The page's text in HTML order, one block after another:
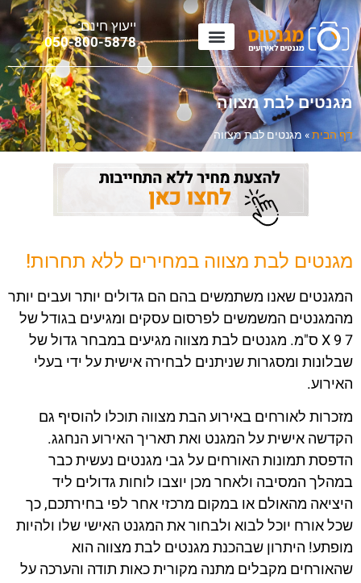
ייעוץ חינם:
050-800-5878
מגנטים לבת מצווה
דף הבית» מגנטים לבת מצווה
מגנטים לבת מצווה במחירים ללא תחרות!
המגנטים שאנו משתמשים בהם הם גדולים יותר ועבים יותר
מהמגנטים המשמשים לפרסום עסקים ומגיעים בגודל של
7
X 9ס"מ. מגנטים לבת מצווה מגיעים במבחר גדול של
שבלונות ומסגרות שניתנים לבחירה אישית על ידי בעלי
האירוע.
מזכרות לאורחים באירוע הבת מצווה תוכלו להוסיף גם
הקדשה אישית על המגנט ואת תאריך האירוע הנחגג.
הדפסת תמונות האורחים על גבי מגנטים נעשית כבר
במהלך המסיבה ולאחר מכן יוצבו לוחות גדולים ליד
היציאה מהאולם או במקום מרכזי אחר לפי בחירתכם, כך
שכל אורח יוכל לבוא ולבחור את המגנט האישי שלו ולהיות
מופתע! היתרון שבהכנת מגנטים לבת מצווה הוא
שהאורחים מקבלים מתנה מקורית כאות תודה והערכה על